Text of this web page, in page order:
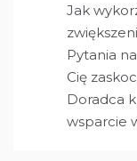
Jak
Pytania
Cię
Doradca
wsparcie